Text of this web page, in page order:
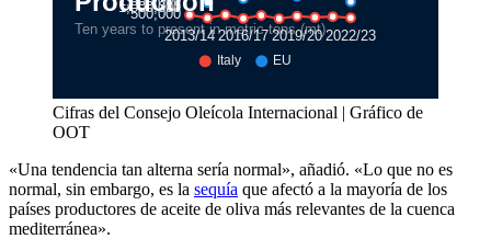
Cifras del Consejo Oleícola Internacional | Gráfico de
OOT
«Una tendencia tan alterna sería normal», añadió. «Lo que no es
normal, sin embargo, es la sequía que afectó a la mayoría de los
países productores de aceite de oliva más relevantes de la cuenca
mediterránea».